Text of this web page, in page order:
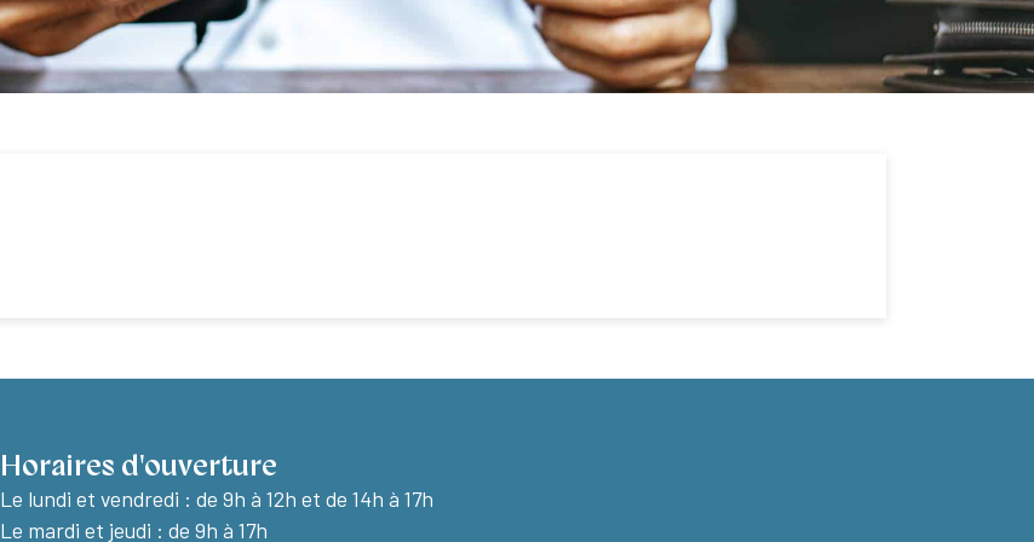
Horaires d'ouverture
Le lundi et vendredi : de 9h à 12h et de 14h à 17h
Le mardi et jeudi : de 9h à 17h